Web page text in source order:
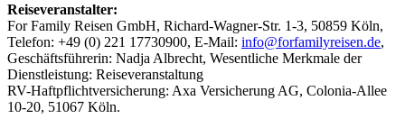
Reiseveranstalter:
For Family Reisen GmbH, Richard-Wagner-Str. 1-3, 50859 Köln,
Telefon: +49 (0) 221 17730900, E-Mail: info@forfamilyreisen.de,
Geschäftsführerin: Nadja Albrecht, Wesentliche Merkmale der
Dienstleistung: Reiseveranstaltung
RV-Haftpflichtversicherung: Axa Versicherung AG, Colonia-Allee
10-20, 51067 Köln.